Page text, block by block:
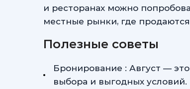
и ресторанах можно
местные рынки, где
Полезные советы
Бронирование : Август —
выбора и выгодных условий.